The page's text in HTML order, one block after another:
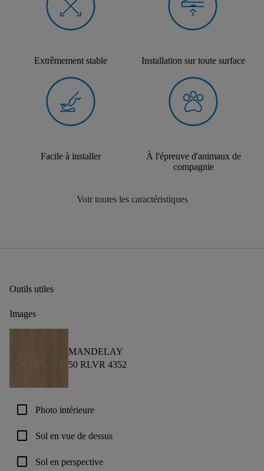
Extrêmement stable Installation sur toute surface
Facile à installer
À l'épreuve d'animaux de
compagnie
Voir toutes les caractéristiques
Outils utiles
Images
MANDELAY
50 RLVR 4352
check_box_outline_blank Photo intérieure
check_box_outline_blank Sol en vue de dessus
check_box_outline_blank Sol en perspective